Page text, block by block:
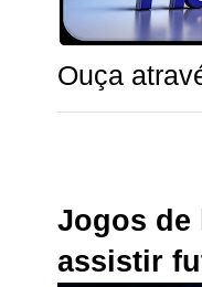
Ouça
Jogos de
assistir